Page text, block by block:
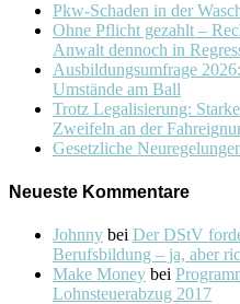
Pkw-Schaden in der
Ohne Pflicht gezahlt –
Anwalt dennoch in
Ausbildungsumfrage
Umstände am Ball
Trotz Legalisierung:
Zweifeln an der
Gesetzliche
Neueste Kommentare
Johnny bei Der DStV
Berufsbildung – ja, aber
Make Money bei
Lohnsteuerabzug 2017